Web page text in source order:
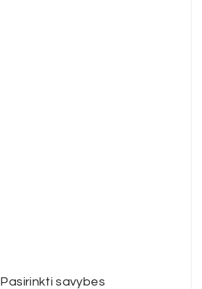
Pasirinkti savybes